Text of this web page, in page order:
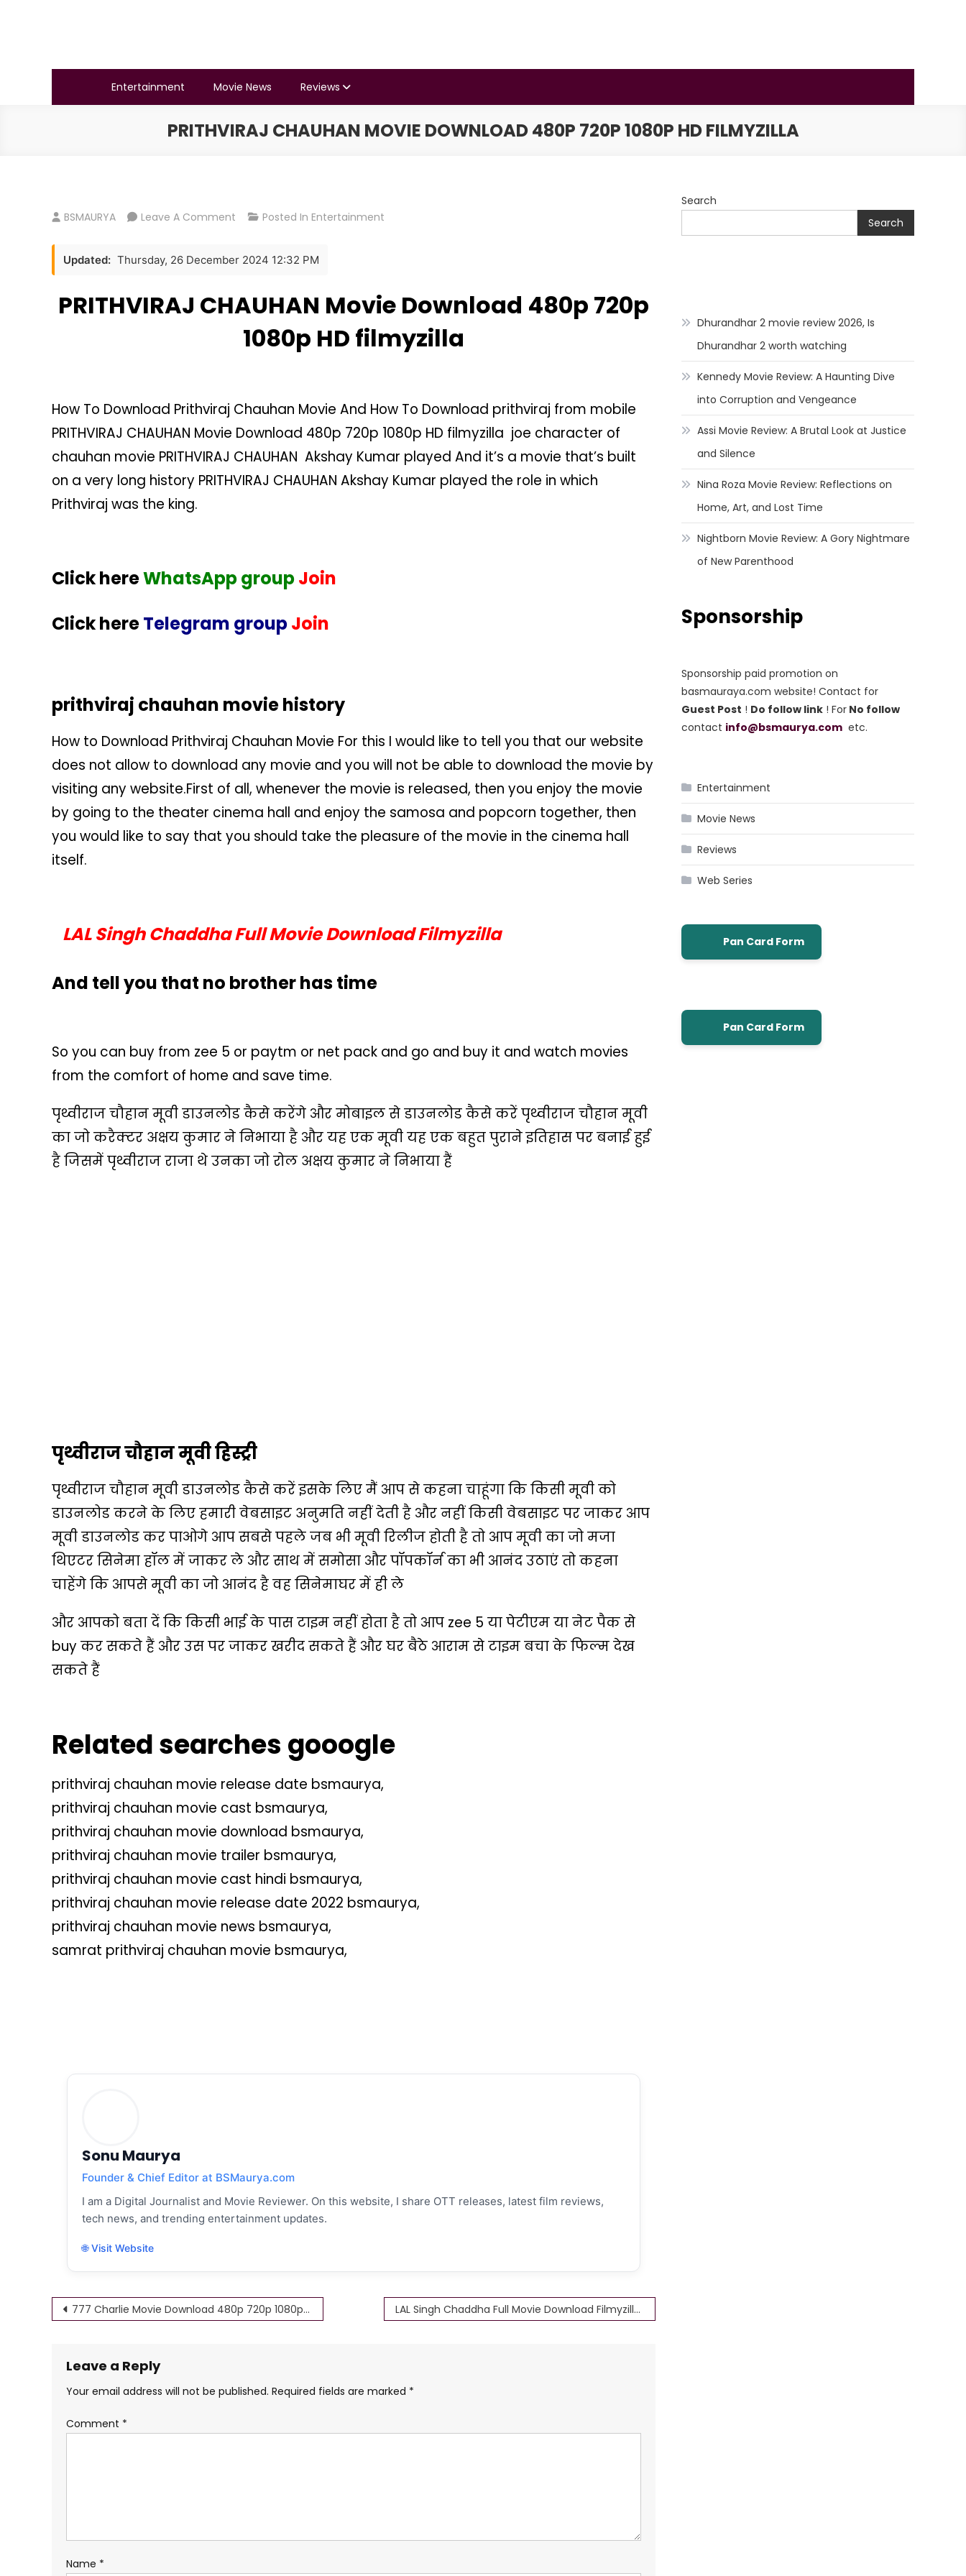
BSMAURYA
Entertainment
Movie News Reviews
PRITHVIRAJ CHAUHAN MOVIE DOWNLOAD 480P 720P 1080P HD FILMYZILLA
BSMAURYA Leave A Comment On
CHAUHAN
480p
1080p
Posted In Entertainment
Updated: Thursday, 26 December 2024 12:32 PM
PRITHVIRAJ CHAUHAN Movie Download 480p 720p
1080p HD filmyzilla
How To Download Prithviraj Chauhan Movie And How To Download prithviraj from mobile
PRITHVIRAJ CHAUHAN Movie Download 480p 720p 1080p HD filmyzilla joe character of
chauhan movie PRITHVIRAJ CHAUHAN Akshay Kumar played And it’s a movie that’s built
on a very long history PRITHVIRAJ CHAUHAN Akshay Kumar played the role in which
Prithviraj was the king.
ClickhereWhatsApp groupJoin
Click hereTelegram groupJoin
prithviraj chauhan movie history
How to Download Prithviraj Chauhan Movie For this I would like to tell you that our website
does not allow to download any movie and you will not be able to download the movie by
visiting any website.First of all, whenever the movie is released, then you enjoy the movie
by going to the theater cinema hall and enjoy the samosa and popcorn together, then
you would like to say that you should take the pleasure of the movie in the cinema hall
itself.
LAL Singh Chaddha Full Movie Download Filmyzilla
And tell you that no brother has time
So you can buy from zee 5 or paytm or net pack and go and buy it and watch movies
from the comfort of home and save time.
पृथ्वीराज चौहान मूवी डाउनलोड कैसे करेंगे और मोबाइल से डाउनलोड कैसे करें पृथ्वीराज चौहान मूवी
का जो करैक्टर अक्षय कुमार ने निभाया है और यह एक मूवी यह एक बहुत पुराने इतिहास पर बनाई हुई
है जिसमें पृथ्वीराज राजा थे उनका जो रोल अक्षय कुमार ने निभाया हैं
पृथ्वीराज चौहान मूवी हिस्ट्री
पृथ्वीराज चौहान मूवी डाउनलोड कैसे करें इसके लिए मैं आप से कहना चाहूंगा कि किसी मूवी को
डाउनलोड करने के लिए हमारी वेबसाइट अनुमति नहीं देती है और नहीं किसी वेबसाइट पर जाकर आप
मूवी डाउनलोड कर पाओगे आप सबसे पहले जब भी मूवी रिलीज होती है तो आप मूवी का जो मजा
थिएटर सिनेमा हॉल में जाकर ले और साथ में समोसा और पॉपकॉर्न का भी आनंद उठाएं तो कहना
चाहेंगे कि आपसे मूवी का जो आनंद है वह सिनेमाघर में ही ले
और आपको बता दें कि किसी भाई के पास टाइम नहीं होता है तो आप zee 5 या पेटीएम या नेट पैक से
buy कर सकते हैं और उस पर जाकर खरीद सकते हैं और घर बैठे आराम से टाइम बचा के फिल्म देख
सकते हैं
Related searches gooogle
prithviraj chauhan movie release date bsmaurya,
prithviraj chauhan movie cast bsmaurya,
prithviraj chauhan movie download bsmaurya,
prithviraj chauhan movie trailer bsmaurya,
prithviraj chauhan movie cast hindi bsmaurya,
prithviraj chauhan movie release date 2022 bsmaurya,
prithviraj chauhan movie news bsmaurya,
samrat prithviraj chauhan movie bsmaurya,
Sonu Maurya
Founder & Chief Editor at BSMaurya.com
I am a Digital Journalist and Movie Reviewer. On this website, I share OTT releases, latest film reviews,
tech news, and trending entertainment updates.
🌐 Visit Website
Post
777 Charlie Movie Download 480p 720p 1080p HD F ilmyzilla – bsmaurya LAL Singh Chaddha Full Movie Download Filmyzilla – BSMAURYA
Leave a Reply
Your email address will not be published. Required fields are marked *
Comment *
Name *
Search
Search
Dhurandhar 2 movie review 2026, Is
Dhurandhar 2 worth watching
Kennedy Movie Review: A Haunting Dive
into Corruption and Vengeance
Assi Movie Review: A Brutal Look at Justice
and Silence
Nina Roza Movie Review: Reflections on
Home, Art, and Lost Time
Nightborn Movie Review: A Gory Nightmare
of New Parenthood
Sponsorship
Sponsorship paid promotion on
basmauraya.com website! Contact for
Guest Post ! Do follow link ! For No follow
contact info@bsmaurya.com etc.
Entertainment
Movie News
Reviews
Web Series
Pan Card Form
Pan Card Form